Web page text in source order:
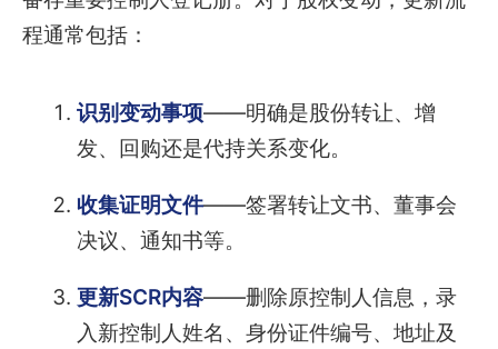
程通常包括：
识别变动事项——明确是股份转让、增
发、回购还是代持关系变化。
收集证明文件——签署转让文书、董事会
决议、通知书等。
更新SCR内容——删除原控制人信息，录
入新控制人姓名、身份证件编号、地址及